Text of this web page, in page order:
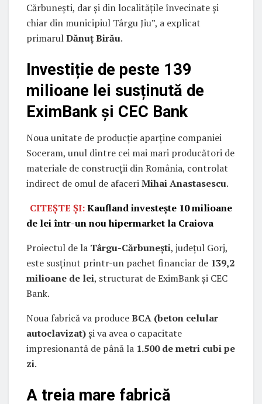
Cărbunești, dar și din localitățile învecinate și
chiar din municipiul Târgu Jiu”, a explicat
primarulDănuț Birău.
Investiție de peste 139
milioane lei susținută de
EximBank și CEC Bank
Noua unitate de producție aparține companiei
Soceram, unul dintre cei mai mari producători de
materiale de construcții din România, controlat
indirect de omul de afaceriMihai Anastasescu.
CITEȘTE ȘI:Kaufland investește 10 milioane
de lei într-un nou hipermarket la Craiova
Proiectul de la Târgu-Cărbunești, județul Gorj,
este susținut printr-un pachet financiar de 139,2
milioane de lei, structurat de EximBank și CEC
Bank.
Noua fabrică va produceBCA (beton celular
autoclavizat)și va avea o capacitate
impresionantă de până la 1.500 de metri cubi pe
zi.
A treia mare fabrică